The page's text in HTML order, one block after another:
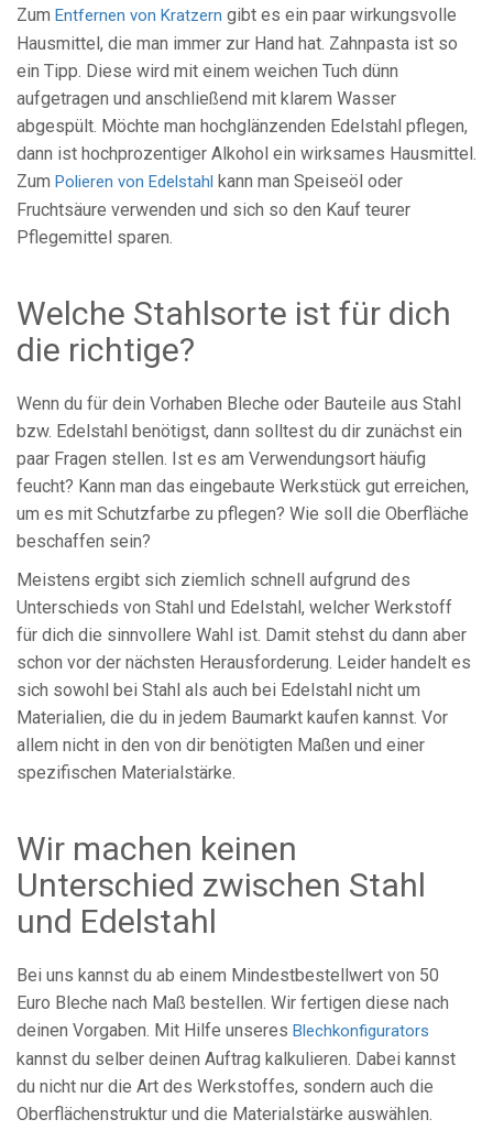
Zum Entfernen von Kratzern gibt es ein paar wirkungsvolle
Hausmittel, die man immer zur Hand hat. Zahnpasta ist so
ein Tipp. Diese wird mit einem weichen Tuch dünn
aufgetragen und anschließend mit klarem Wasser
abgespült. Möchte man hochglänzenden Edelstahl pflegen,
dann ist hochprozentiger Alkohol ein wirksames Hausmittel.
Zum Polieren von Edelstahl kann man Speiseöl oder
Fruchtsäure verwenden und sich so den Kauf teurer
Pflegemittel sparen.
Welche Stahlsorte ist für dich
die richtige?
Wenn du für dein Vorhaben Bleche oder Bauteile aus Stahl
bzw. Edelstahl benötigst, dann solltest du dir zunächst ein
paar Fragen stellen. Ist es am Verwendungsort häufig
feucht? Kann man das eingebaute Werkstück gut erreichen,
um es mit Schutzfarbe zu pflegen? Wie soll die Oberfläche
beschaffen sein?
Meistens ergibt sich ziemlich schnell aufgrund des
Unterschieds von Stahl und Edelstahl, welcher Werkstoff
für dich die sinnvollere Wahl ist. Damit stehst du dann aber
schon vor der nächsten Herausforderung. Leider handelt es
sich sowohl bei Stahl als auch bei Edelstahl nicht um
Materialien, die du in jedem Baumarkt kaufen kannst. Vor
allem nicht in den von dir benötigten Maßen und einer
spezifischen Materialstärke.
Wir machen keinen
Unterschied zwischen Stahl
und Edelstahl
Bei uns kannst du ab einem Mindestbestellwert von 50
Euro Bleche nach Maß bestellen. Wir fertigen diese nach
deinen Vorgaben. Mit Hilfe unseres Blechkonfigurators
kannst du selber deinen Auftrag kalkulieren. Dabei kannst
du nicht nur die Art des Werkstoffes, sondern auch die
Oberflächenstruktur und die Materialstärke auswählen.